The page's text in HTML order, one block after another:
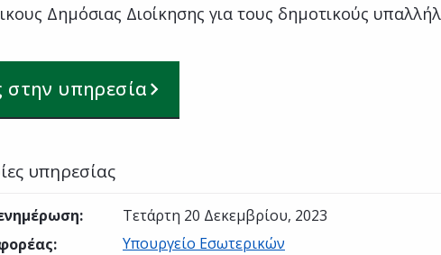
Δημόσιας Διοίκησης για τους δημοτικούς
στην υπηρεσία
υπηρεσίας
:
Τετάρτη 20 Δεκεμβρίου, 2023
:
Υπουργείο Εσωτερικών